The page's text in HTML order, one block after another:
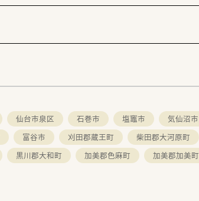
仙台市泉区 石巻市 塩竈市 気仙沼市
富谷市 刈田郡蔵王町 柴田郡大河原町
黒川郡大和町 加美郡色麻町 加美郡加美町